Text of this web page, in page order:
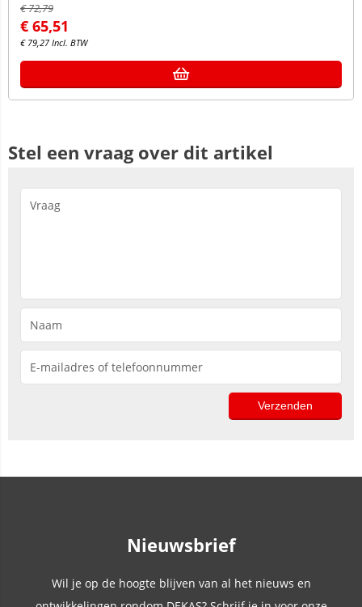
€72,79
€ 65,51
€ 79,27 Incl. BTW
Stel een vraag over dit artikel
Nieuwsbrief
Wil je op de hoogte blijven van al het nieuws en